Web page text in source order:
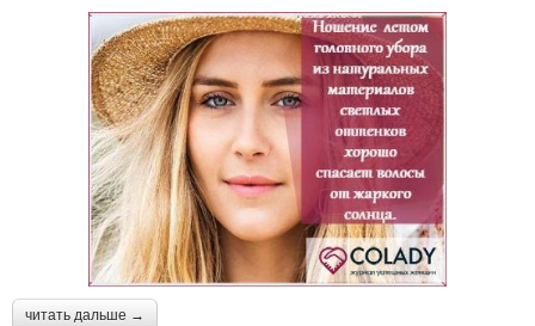
читать дальше →